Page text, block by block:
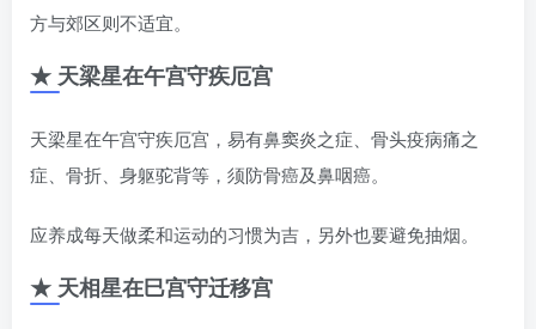
方与郊区则不适宜。
★ 天梁星在午宫守疾厄宫
天梁星在午宫守疾厄宫，易有鼻窦炎之症、骨头疫病痛之
症、骨折、身躯驼背等，须防骨癌及鼻咽癌。
应养成每天做柔和运动的习惯为吉，另外也要避免抽烟。
★ 天相星在巳宫守迁移宫